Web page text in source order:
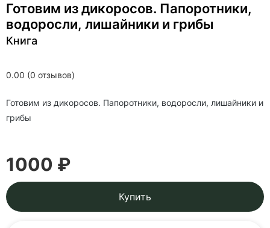
0.00 (0 отзывов)
Готовим из дикоросов. Папоротники,
водоросли, лишайники и грибы
Книга
Готовим из дикоросов. Папоротники, водоросли, лишайники и
грибы
1000 ₽
Купить